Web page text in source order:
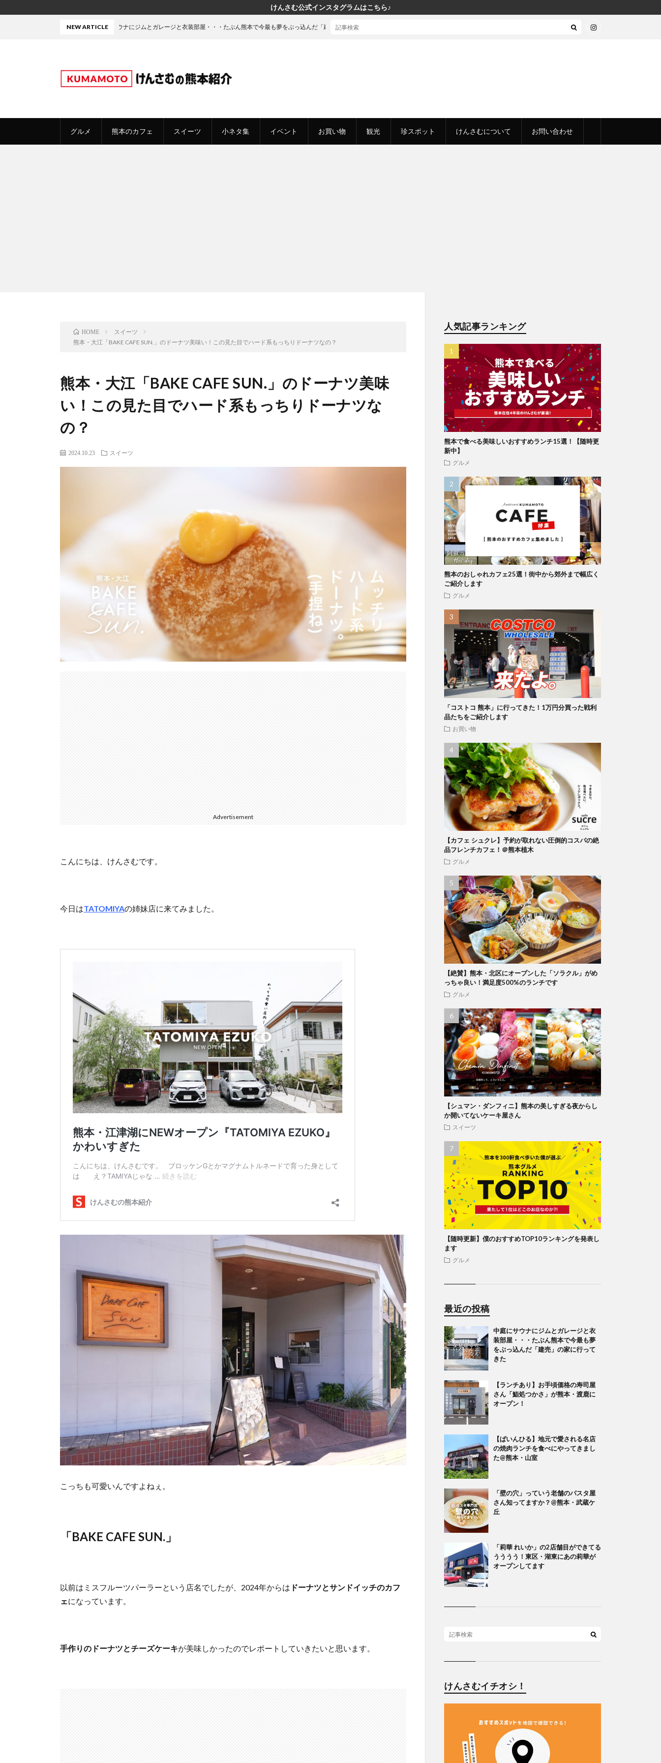
けんさむ公式インスタグラムはこちら♪
グルメ 熊本のカフェ スイーツ 小ネタ集 イベント お買い物 観光 珍スポット けんさむについて お問い合わせ
NEW ARTICLE
中庭にサウナにジムとガレージと衣装部屋・・・たぶん熊本で今最も夢をぶっ込んだ「建売」の家に行ってきた
HOME
スイーツ
熊本・大江「BAKE CAFE SUN.」のドーナツ美味い！この見た目でハード系もっちりドーナツなの？
熊本・大江「BAKE CAFE SUN.」のドーナツ美味
い！この見た目でハード系もっちりドーナツな
の？
2024.10.23 スイーツ
Advertisement
こんにちは、けんさむです。
今日はTATOMIYAの姉妹店に来てみました。
こっちも可愛いんですよねぇ。
「BAKE CAFE SUN.」
以前はミスフルーツパーラーという店名でしたが、2024年からは ドーナツとサンドイッチのカフ
ェになっています。
手作りのドーナツとチーズケーキが美味しかったのでレポートしていきたいと思います。
人気記事ランキング
熊本で食べる美味しいおすすめランチ15選！【随時更
新中】
グルメ
熊本のおしゃれカフェ25選！街中から郊外まで幅広く
ご紹介します
グルメ
「コストコ 熊本」に行ってきた！1万円分買った戦利
品たちをご紹介します
お買い物
【カフェ シュクレ】予約が取れない圧倒的コスパの絶
品フレンチカフェ！＠熊本植木
グルメ
【絶賛】熊本・北区にオープンした「ソラクル」がめ
っちゃ良い！満足度500%のランチです
グルメ
【シュマン・ダンフィニ】熊本の美しすぎる夜からし
か開いてないケーキ屋さん
スイーツ
【随時更新】僕のおすすめTOP10ランキングを発表し
ます
グルメ
最近の投稿
中庭にサウナにジムとガレージと衣
装部屋・・・たぶん熊本で今最も夢
をぶっ込んだ「建売」の家に行って
きた
【ランチあり】お手頃価格の寿司屋
さん「鮨処つかさ」が熊本・渡鹿に
オープン！
【ぱいんひる】地元で愛される名店
の焼肉ランチを食べにやってきまし
た@熊本・山室
「壁の穴」っていう老舗のパスタ屋
さん知ってますか？@熊本・武蔵ケ
丘
「莉華 れいか」の2店舗目ができてる
うううう！東区・湖東にあの莉華が
オープンしてます
けんさむイチオシ！